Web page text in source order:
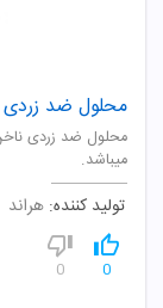
محلول ضد زردی
محلول ضد زردی
میباشد.
تولید کننده: هراند
0
0